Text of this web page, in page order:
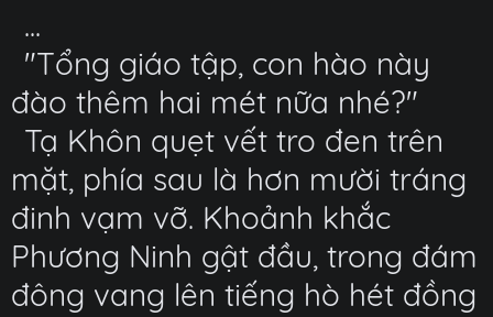
...
"Tổng giáo tập, con hào này
đào thêm hai mét nữa nhé?"
Tạ Khôn quẹt vết tro đen trên
mặt, phía sau là hơn mười tráng
đinh vạm vỡ. Khoảnh khắc
Phương Ninh gật đầu, trong đám
đông vang lên tiếng hò hét đồng